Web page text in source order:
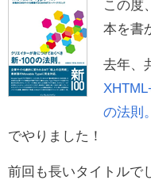
この度
本を書
去年、
の法則。
でやりました！
前回も長いタイトルで